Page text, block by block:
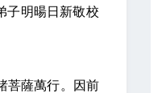
子明暘日新敬校
菩薩萬行。因前